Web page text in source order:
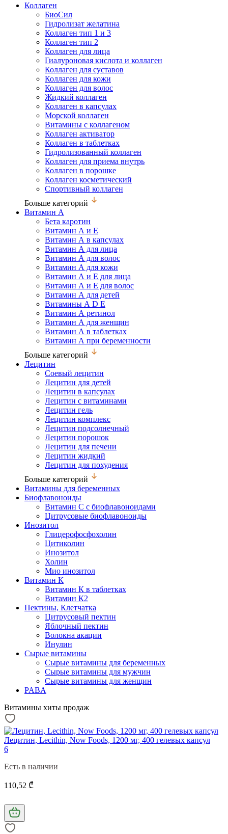
Коллаген
БиоСил
Гидролизат желатина
Коллаген тип 1 и 3
Коллаген тип 2
Коллаген для лица
Гиалуроновая кислота и коллаген
Коллаген для суставов
Коллаген для кожи
Коллаген для волос
Жидкий коллаген
Коллаген в капсулах
Морской коллаген
Витамины с коллагеном
Коллаген активатор
Коллаген в таблетках
Гидролизованный коллаген
Коллаген для приема внутрь
Коллаген в порошке
Коллаген косметический
Спортивный коллаген
Больше категорий
Витамин А
Бета каротин
Витамин А и Е
Витамин А в капсулах
Витамин А для лица
Витамин А для волос
Витамин А для кожи
Витамин А и Е для лица
Витамин А и Е для волос
Витамин А для детей
Витамины А D Е
Витамин А ретинол
Витамин А для женщин
Витамин А в таблетках
Витамин А при беременности
Больше категорий
Лецитин
Соевый лецитин
Лецитин для детей
Лецитин в капсулах
Лецитин с витаминами
Лецитин гель
Лецитин комплекс
Лецитин подсолнечный
Лецитин порошок
Лецитин для печени
Лецитин жидкий
Лецитин для похудения
Больше категорий
Витамины для беременных
Биофлавоноиды
Витамин С с биофлавоноидами
Цитрусовые биофлавоноиды
Инозитол
Глицерофосфохолин
Цитиколин
Инозитол
Холин
Мио инозитол
Витамин К
Витамин К в таблетках
Витамин К2
Пектины, Клетчатка
Цитрусовый пектин
Яблочный пектин
Волокна акации
Инулин
Сырые витамины
Сырые витамины для беременных
Сырые витамины для мужчин
Сырые витамины для женщин
PABA
Витамины хиты продаж
Лецитин, Lecithin, Now Foods, 1200 мг, 400 гелевых капсул
6
Есть в наличии
110,52 ₾